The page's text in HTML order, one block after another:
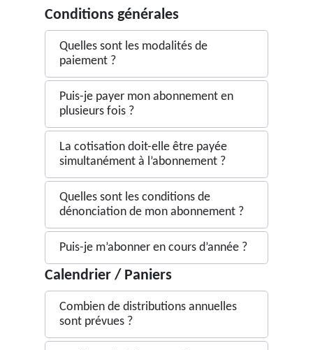
Conditions générales
Quelles sont les modalités de
paiement ?
Puis-je payer mon abonnement en
plusieurs fois ?
La cotisation doit-elle être payée
simultanément à l’abonnement ?
Quelles sont les conditions de
dénonciation de mon abonnement ?
Puis-je m’abonner en cours d’année ?
Calendrier / Paniers
Combien de distributions annuelles
sont prévues ?